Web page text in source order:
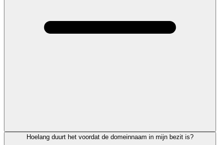
Hoelang duurt het voordat de domeinnaam in mijn bezit is?